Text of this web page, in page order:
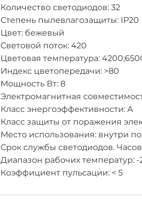
Количество светодиодов: 32
Степень пылевлагозащиты: IP20
Цвет: бежевый
Световой поток: 420
Цветовая температура:
Индекс цветопередачи: >80
Мощность Вт: 8
Электромагнитная
Класс энергоэффективности: A
Класс защиты от поражения
Место использования: внутри
Срок службы светодиодов.
Диапазон рабочих температур: -
Коэффициент пульсации: < 5